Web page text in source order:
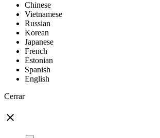
Chinese
Vietnamese
Russian
Korean
Japanese
French
Estonian
Spanish
English
Cerrar